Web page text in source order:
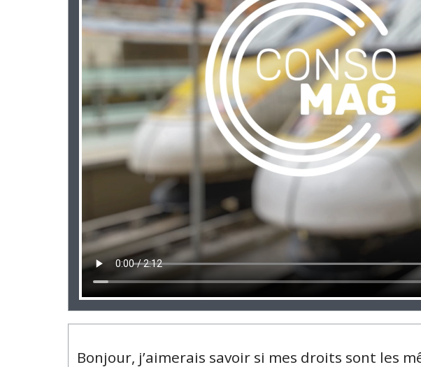
Bonjour, j’aimerais savoir si mes droits sont les